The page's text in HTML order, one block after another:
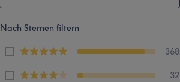
Nach Sternen filtern
368
32